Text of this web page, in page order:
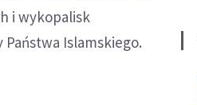
i wykopalisk
Islamskiego.